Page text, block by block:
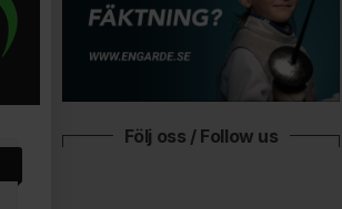
Följ oss / Follow us